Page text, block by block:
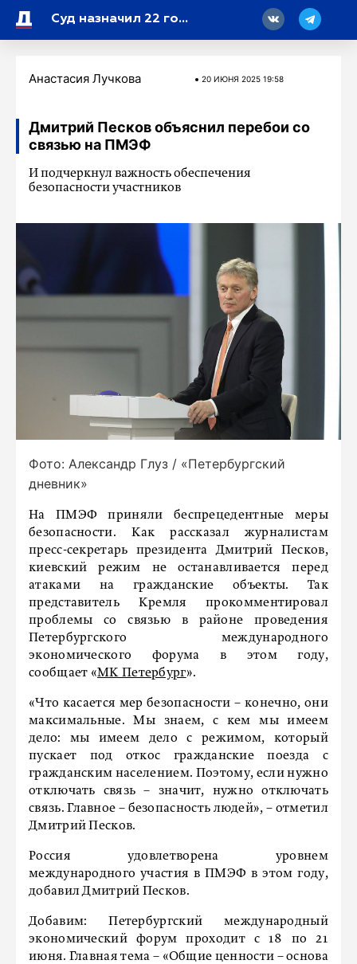
Суд назначил 22 года тюрьмы волонтеру «Армии красоток» Россинской*
Анастасия Лучкова 20 ИЮНЯ 2025 19:58
Дмитрий Песков объяснил перебои со
связью на ПМЭФ
И подчеркнул важность обеспечения
безопасности участников
Фото: Александр Глуз / «Петербургский
дневник»
На ПМЭФ приняли беспрецедентные меры
безопасности. Как рассказал журналистам
пресс-секретарь президента Дмитрий Песков,
киевский режим не останавливается перед
атаками на гражданские объекты. Так
представитель Кремля прокомментировал
проблемы со связью в районе проведения
Петербургского международного
экономического форума в этом году,
сообщает «МК Петербург».
«Что касается мер безопасности – конечно, они
максимальные. Мы знаем, с кем мы имеем
дело: мы имеем дело с режимом, который
пускает под откос гражданские поезда с
гражданским населением. Поэтому, если нужно
отключать связь – значит, нужно отключать
связь. Главное – безопасность людей», – отметил
Дмитрий Песков.
Россия удовлетворена уровнем
международного участия в ПМЭФ в этом году,
добавил Дмитрий Песков.
Добавим: Петербургский международный
экономический форум проходит с 18 по 21
июня. Главная тема – «Общие ценности – основа